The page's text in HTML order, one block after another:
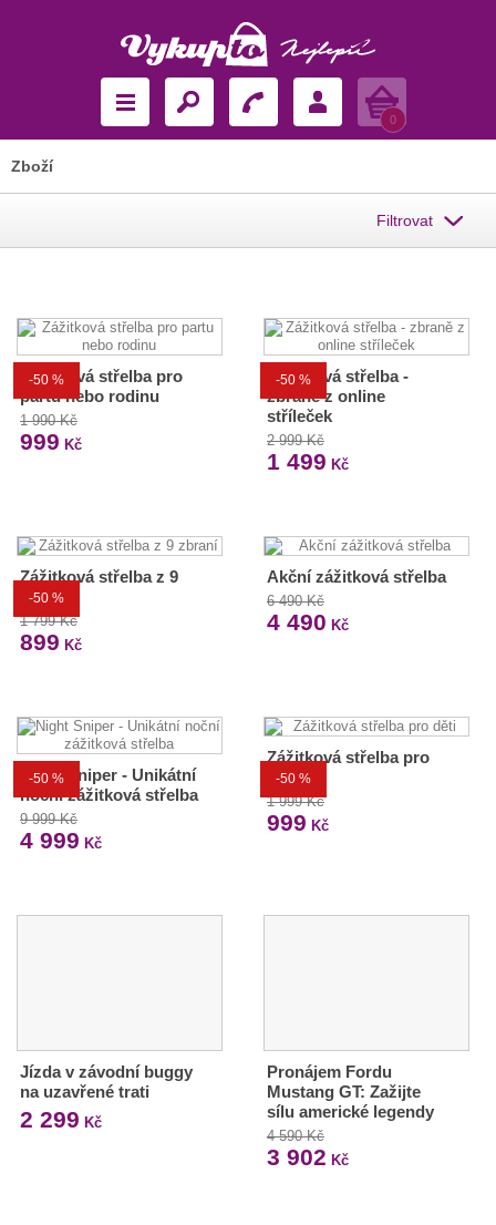
Košík
0
Zboží
Filtrovat
-50 %
Zážitková střelba pro
partu nebo rodinu
1 990 Kč
999 Kč
-50 %
Zážitková střelba -
zbraně z online
stříleček
2 999 Kč
1 499 Kč
-50 %
Zážitková střelba z 9
zbraní
1 799 Kč
899 Kč
Akční zážitková střelba
6 490 Kč
4 490 Kč
-50 %
Night Sniper - Unikátní
noční zážitková střelba
9 999 Kč
4 999 Kč
-50 %
Zážitková střelba pro
děti
1 999 Kč
999 Kč
Jízda v závodní buggy
na uzavřené trati
2 299 Kč
Pronájem Fordu
Mustang GT: Zažijte
sílu americké legendy
4 590 Kč
3 902 Kč